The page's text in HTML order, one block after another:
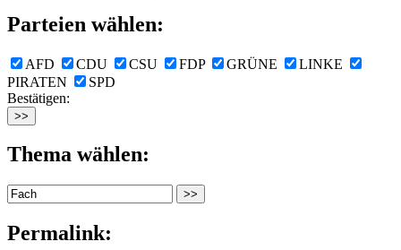
Parteien wählen:
AFD CDU CSU FDP GRÜNE
LINKE
PIRATEN
SPD
Bestätigen:
Thema wählen:
Permalink: